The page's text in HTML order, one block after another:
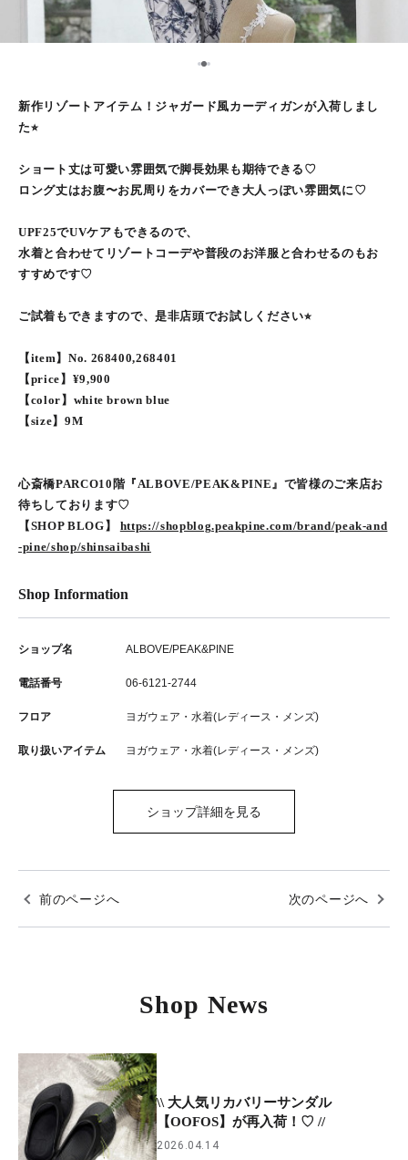
12
新作リゾートアイテム！ジャガード風カーディガンが入荷しまし
た⭐︎
ショート丈は可愛い雰囲気で脚長効果も期待できる♡
ロング丈はお腹〜お尻周りをカバーでき大人っぽい雰囲気に♡
UPF25でUVケアもできるので、
水着と合わせてリゾートコーデや普段のお洋服と合わせるのもお
すすめです♡
ご試着もできますので、是非店頭でお試しください⭐︎
【item】No. 268400,268401
【price】¥9,900
【color】white brown blue
【size】9M
心斎橋PARCO10階『ALBOVE/PEAK&PINE』で皆様のご来店お
待ちしております♡
【SHOP BLOG】 https://shopblog.peakpine.com/brand/peak-and
-pine/shop/shinsaibashi
Shop Information
ショップ名 ALBOVE/PEAK&PINE
電話番号 06-6121-2744
フロア ヨガウェア・水着(レディース・メンズ)
取り扱いアイテム ヨガウェア・水着(レディース・メンズ)
ショップ詳細を見る
前のページへ 次のページへ
Shop News
\\ 大人気リカバリーサンダル
【OOFOS】が再入荷！♡ //
2026.04.14